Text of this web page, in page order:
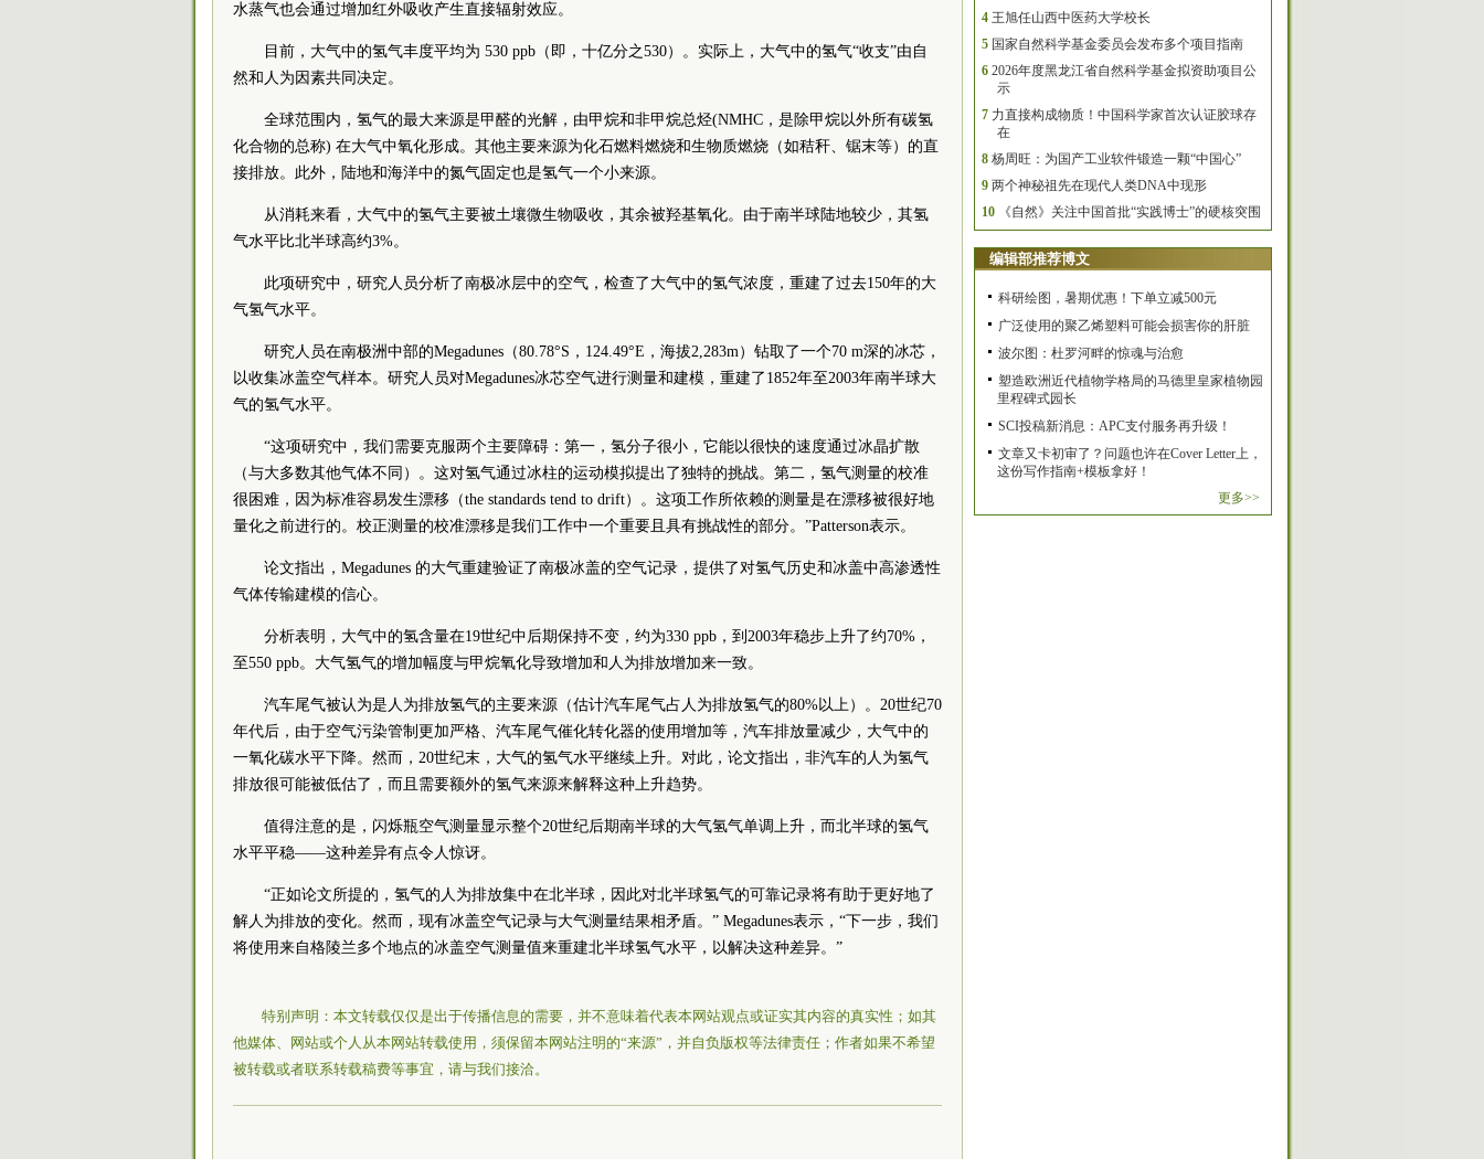
水蒸气也会通过增加红外吸收产生直接辐射效应。
目前，大气中的氢气丰度平均为 530 ppb（即，十亿分之530）。实际上，大气中的氢气“收支”由自
然和人为因素共同决定。
全球范围内，氢气的最大来源是甲醛的光解，由甲烷和非甲烷总烃(NMHC，是除甲烷以外所有碳氢
化合物的总称) 在大气中氧化形成。其他主要来源为化石燃料燃烧和生物质燃烧（如秸秆、锯末等）的直
接排放。此外，陆地和海洋中的氮气固定也是氢气一个小来源。
从消耗来看，大气中的氢气主要被土壤微生物吸收，其余被羟基氧化。由于南半球陆地较少，其氢
气水平比北半球高约3%。
此项研究中，研究人员分析了南极冰层中的空气，检查了大气中的氢气浓度，重建了过去150年的大
气氢气水平。
研究人员在南极洲中部的Megadunes（80.78°S，124.49°E，海拔2,283m）钻取了一个70 m深的冰芯，
以收集冰盖空气样本。研究人员对Megadunes冰芯空气进行测量和建模，重建了1852年至2003年南半球大
气的氢气水平。
“这项研究中，我们需要克服两个主要障碍：第一，氢分子很小，它能以很快的速度通过冰晶扩散
（与大多数其他气体不同）。这对氢气通过冰柱的运动模拟提出了独特的挑战。第二，氢气测量的校准
很困难，因为标准容易发生漂移（the standards tend to drift）。这项工作所依赖的测量是在漂移被很好地
量化之前进行的。校正测量的校准漂移是我们工作中一个重要且具有挑战性的部分。”Patterson表示。
论文指出，Megadunes 的大气重建验证了南极冰盖的空气记录，提供了对氢气历史和冰盖中高渗透性
气体传输建模的信心。
分析表明，大气中的氢含量在19世纪中后期保持不变，约为330 ppb，到2003年稳步上升了约70%，
至550 ppb。大气氢气的增加幅度与甲烷氧化导致增加和人为排放增加来一致。
汽车尾气被认为是人为排放氢气的主要来源（估计汽车尾气占人为排放氢气的80%以上）。20世纪70
年代后，由于空气污染管制更加严格、汽车尾气催化转化器的使用增加等，汽车排放量减少，大气中的
一氧化碳水平下降。然而，20世纪末，大气的氢气水平继续上升。对此，论文指出，非汽车的人为氢气
排放很可能被低估了，而且需要额外的氢气来源来解释这种上升趋势。
值得注意的是，闪烁瓶空气测量显示整个20世纪后期南半球的大气氢气单调上升，而北半球的氢气
水平平稳——这种差异有点令人惊讶。
“正如论文所提的，氢气的人为排放集中在北半球，因此对北半球氢气的可靠记录将有助于更好地了
解人为排放的变化。然而，现有冰盖空气记录与大气测量结果相矛盾。” Megadunes表示，“下一步，我们
将使用来自格陵兰多个地点的冰盖空气测量值来重建北半球氢气水平，以解决这种差异。”
特别声明：本文转载仅仅是出于传播信息的需要，并不意味着代表本网站观点或证实其内容的真实性；如其
他媒体、网站或个人从本网站转载使用，须保留本网站注明的“来源”，并自负版权等法律责任；作者如果不希望
被转载或者联系转载稿费等事宜，请与我们接洽。
4 王旭任山西中医药大学校长
5 国家自然科学基金委员会发布多个项目指南
6 2026年度黑龙江省自然科学基金拟资助项目公
示
7 力直接构成物质！中国科学家首次认证胶球存
在
8 杨周旺：为国产工业软件锻造一颗“中国心”
9 两个神秘祖先在现代人类DNA中现形
10
《自然》关注中国首批“实践博士”的硬核突围
编辑部推荐博文
科研绘图，暑期优惠！下单立减500元
广泛使用的聚乙烯塑料可能会损害你的肝脏
波尔图：杜罗河畔的惊魂与治愈
塑造欧洲近代植物学格局的马德里皇家植物园
里程碑式园长
SCI投稿新消息：APC支付服务再升级！
文章又卡初审了？问题也许在Cover Letter上，
这份写作指南+模板拿好！
更多>>